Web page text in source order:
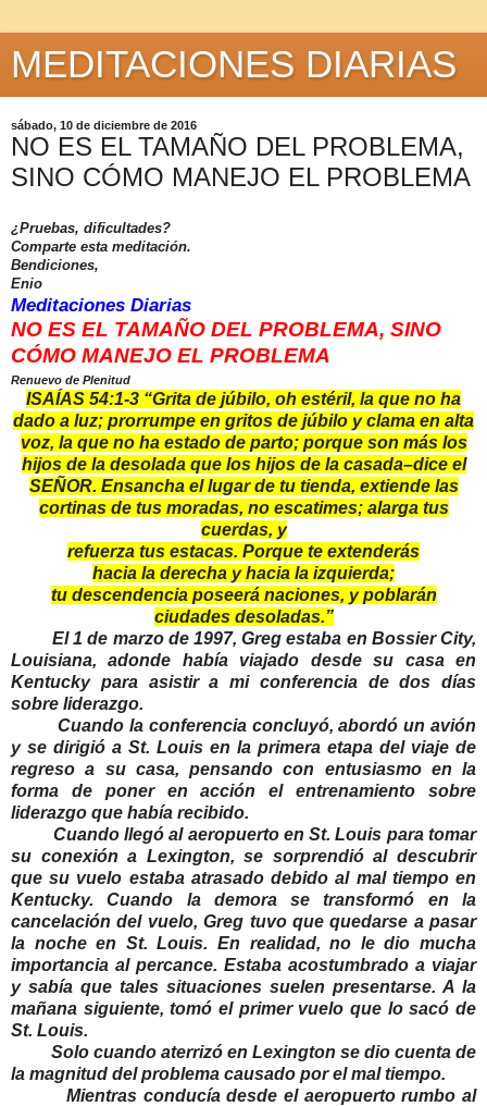
MEDITACIONES DIARIAS
sábado, 10 de diciembre de 2016
NO ES EL TAMAÑO DEL PROBLEMA,
SINO CÓMO MANEJO EL PROBLEMA
¿Pruebas, dificultades?
Comparte esta meditación.
Bendiciones,
Enio
Meditaciones Diarias
NO ES EL TAMAÑO DEL PROBLEMA, SINO
CÓMO MANEJO EL PROBLEMA
Renuevo de Plenitud
ISAÍAS 54:1-3 “Grita de júbilo, oh estéril, la que no ha
dado a luz; prorrumpe en gritos de júbilo y clama en alta
voz, la que no ha estado de parto; porque son más los
hijos de la desolada que los hijos de la casada–dice el
SEÑOR. Ensancha el lugar de tu tienda, extiende las
cortinas de tus moradas, no escatimes; alarga tus
cuerdas, y
refuerza tus estacas. Porque te extenderás
hacia la derecha y hacia la izquierda;
tu descendencia poseerá naciones, y poblarán
ciudades desoladas.”
El 1 de marzo de 1997, Greg estaba en Bossier City,
Louisiana, adonde había viajado desde su casa en
Kentucky para asistir a mi conferencia de dos días
sobre liderazgo.
Cuando la conferencia concluyó, abordó un avión
y se dirigió a St. Louis en la primera etapa del viaje de
regreso a su casa, pensando con entusiasmo en la
forma de poner en acción el entrenamiento sobre
liderazgo que había recibido.
Cuando llegó al aeropuerto en St. Louis para tomar
su conexión a Lexington, se sorprendió al descubrir
que su vuelo estaba atrasado debido al mal tiempo en
Kentucky. Cuando la demora se transformó en la
cancelación del vuelo, Greg tuvo que quedarse a pasar
la noche en St. Louis. En realidad, no le dio mucha
importancia al percance. Estaba acostumbrado a viajar
y sabía que tales situaciones suelen presentarse. A la
mañana siguiente, tomó el primer vuelo que lo sacó de
St. Louis.
Solo cuando aterrizó en Lexington se dio cuenta de
la magnitud del problema causado por el mal tiempo.
Mientras conducía desde el aeropuerto rumbo al